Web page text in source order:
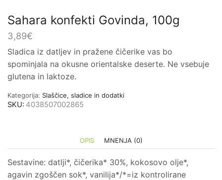
Sahara konfekti Govinda, 100g
3,89€
Sladica iz datljev in pražene čičerike vas bo
spominjala na okusne orientalske deserte. Ne vsebuje
glutena in laktoze.
Kategorija: Slaščice, sladice in dodatki
SKU: 4038507002865
OPIS MNENJA (0)
Sestavine: datlji*, čičerika* 30%, kokosovo olje*,
agavin zgoščen sok*, vanilija*/*=iz kontrolirane